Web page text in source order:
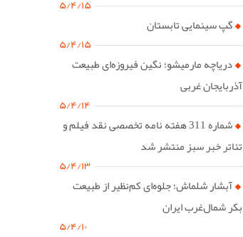
۵/۴/۱۵
گپ سینمایی تابستان
۵/۴/۱۵
دریاچه مارمیشو؛ نگین فیروزه‌ای طبیعت
آذربایجان غربی
۵/۴/۱۴
شماره 311 هفته نامه تخصصی نقد فیلم و
تئاتر خبر سبز منتشر شد
۵/۴/۱۳
آبشار شلماش؛ جلوه‌ای کم‌نظیر از طبیعت
بکر شمال‌غرب ایران
۵/۴/۱۰